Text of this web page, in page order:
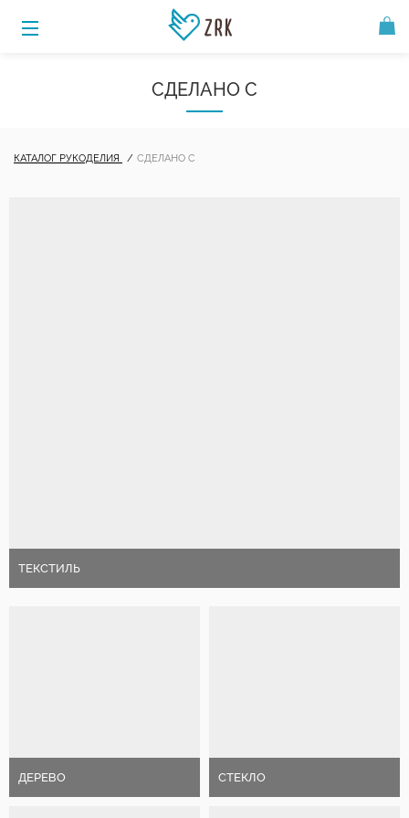
СДЕЛАНО С
КАТАЛОГ РУКОДЕЛИЯ СДЕЛАНО С
ТЕКСТИЛЬ
ДЕРЕВО СТЕКЛО